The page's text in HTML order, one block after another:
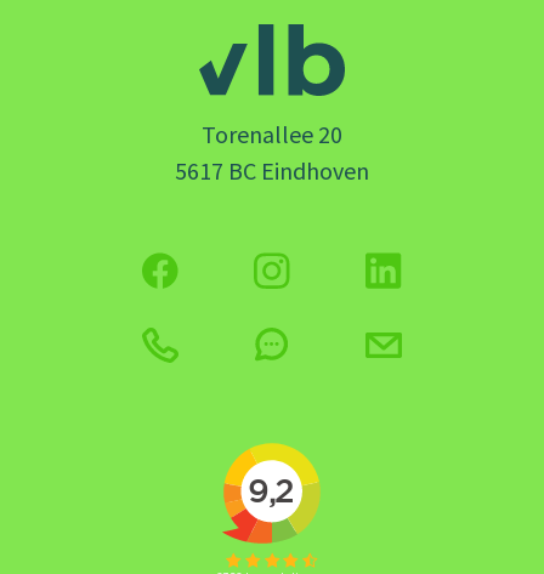
Torenallee 20
5617 BC Eindhoven